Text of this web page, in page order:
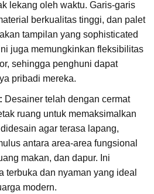
lekang oleh waktu. Garis-garis
berkualitas tinggi, dan palet
tampilan yang sophisticated
juga memungkinkan fleksibilitas
sehingga penghuni dapat
pribadi mereka.
Desainer telah dengan cermat
ruang untuk memaksimalkan
agar terasa lapang,
antara area-area fungsional
makan, dan dapur. Ini
terbuka dan nyaman yang ideal
modern.